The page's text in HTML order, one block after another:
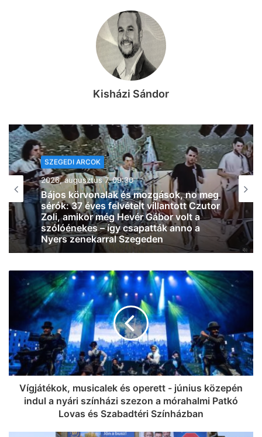
Kisházi Sándor
SZEGEDI ARCOK
2026, augusztus 7. 07:58
Le a kalappal: az SZTE Mérnöki Kar
csapata Franciaországot is
meghódíthatja, Magyarországot és
Szegedet képviselhetik az európai
döntőben
Vígjátékok, musicalek és operett - június közepén
indul a nyári színházi szezon a mórahalmi Patkó
Lovas és Szabadtéri Színházban